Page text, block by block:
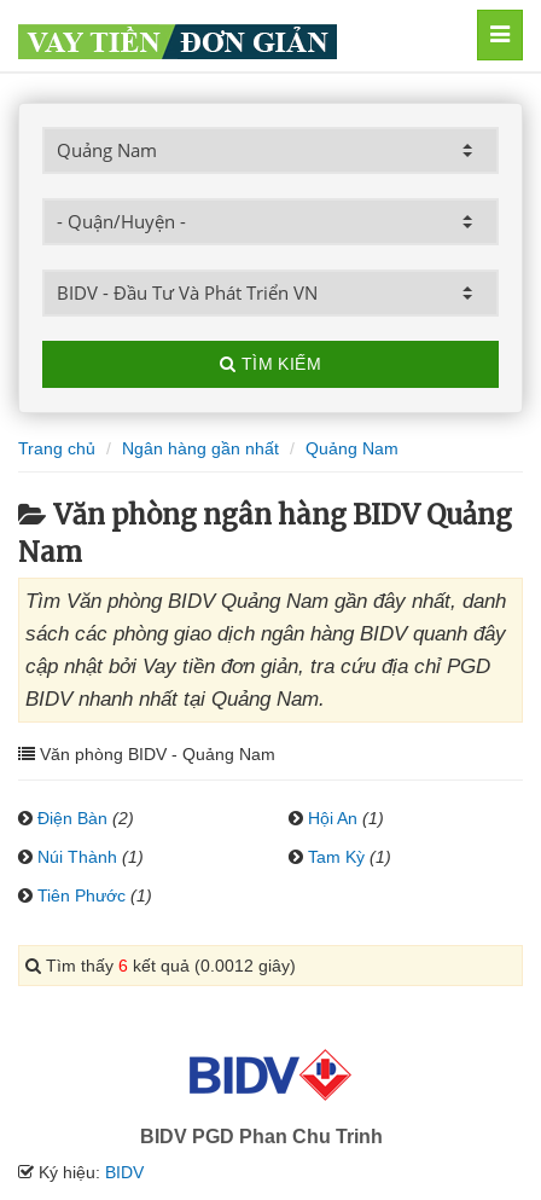
TÌM KIẾM
Trang chủ Ngân hàng gần nhất Quảng Nam
Văn phòng ngân hàng BIDV Quảng
Nam
Tìm Văn phòng BIDV Quảng Nam gần đây nhất, danh
sách các phòng giao dịch ngân hàng BIDV quanh đây
cập nhật bởi Vay tiền đơn giản, tra cứu địa chỉ PGD
BIDV nhanh nhất tại Quảng Nam.
Văn phòng BIDV - Quảng Nam
Điện Bàn (2) Hội An (1)
Núi Thành (1) Tam Kỳ (1)
Tiên Phước (1)
Tìm thấy 6 kết quả (0.0012 giây)
BIDV PGD Phan Chu Trinh
Ký hiệu: BIDV